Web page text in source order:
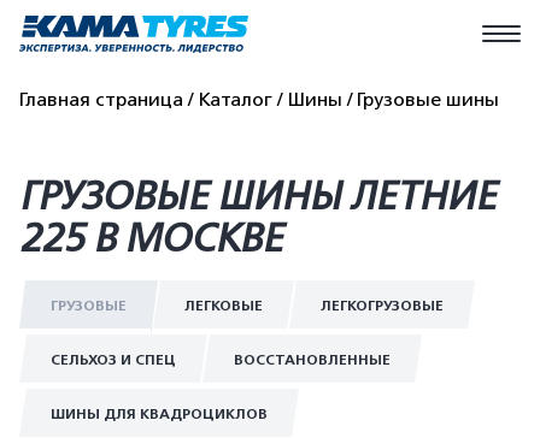
Главная страница Каталог Шины Грузовые шины
ГРУЗОВЫЕ ШИНЫ ЛЕТНИЕ
225 В МОСКВЕ
ГРУЗОВЫЕ ЛЕГКОВЫЕ ЛЕГКОГРУЗОВЫЕ
СЕЛЬХОЗ И СПЕЦ ВОССТАНОВЛЕННЫЕ
ШИНЫ ДЛЯ КВАДРОЦИКЛОВ